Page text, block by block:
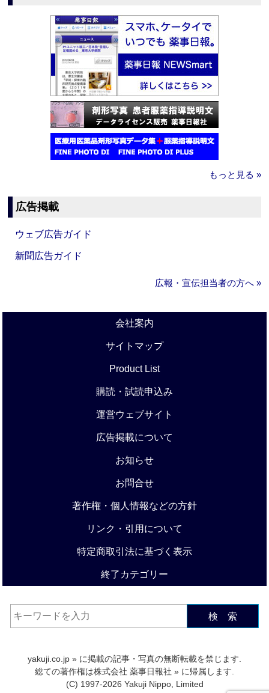
もっと見る »
広告掲載
ウェブ広告ガイド
新聞広告ガイド
広報・宣伝担当者の方へ »
会社案内
サイトマップ
Product List
購読・試読申込み
運営ウェブサイト
広告掲載について
お知らせ
お問合せ
著作権・個人情報などの方針
リンク・引用について
特定商取引法に基づく表示
終了カテゴリー
検 索
yakuji.co.jp » に掲載の記事・写真の無断転載を禁じます.
総ての著作権は株式会社 薬事日報社 » に帰属します.
(C) 1997-2026 Yakuji Nippo, Limited